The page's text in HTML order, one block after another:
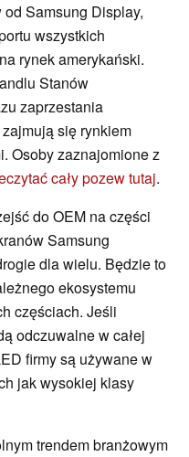
Samsung Display,
wszystkich
rynek amerykański.
Stanów
zaprzestania
się rynkiem
Osoby zaznajomione z
cały pozew tutaj.
do OEM na części
Samsung
dla wielu. Będzie to
ekosystemu
częściach. Jeśli
odczuwalne w całej
firmy są używane w
jak wysokiej klasy
trendem branżowym